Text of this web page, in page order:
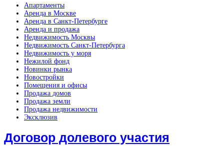
Апартаменты
Аренда в Москве
Аренда в Санкт-Петербурге
Аренда и продажа
Недвижимость Москвы
Недвижимость Санкт-Петербурга
Недвижимость у моря
Нежилой фонд
Новинки рынка
Новостройки
Помещения и офисы
Продажа домов
Продажа земли
Продажа недвижимости
Эксклюзив
Договор долевого участия